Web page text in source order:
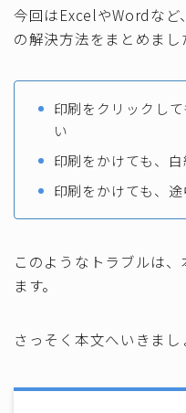
今回はExcelやWordな
の解決方法をまとめまし
印刷をクリックし
い
印刷をかけても、
印刷をかけても、
このようなトラブルは
ます。
さっそく本文へいきまし